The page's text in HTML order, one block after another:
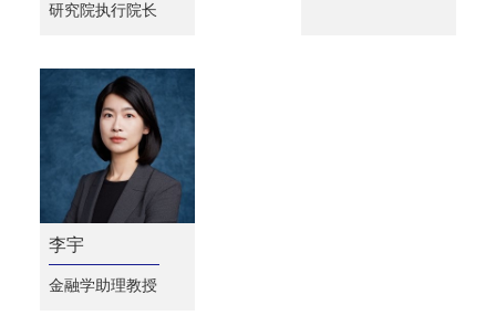
研究院执行院长
李宇
金融学助理教授